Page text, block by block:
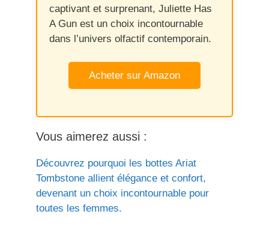
captivant et surprenant, Juliette Has
A Gun est un choix incontournable
dans l’univers olfactif contemporain.
Acheter sur Amazon
Vous aimerez aussi :
Découvrez pourquoi les bottes Ariat
Tombstone allient élégance et confort,
devenant un choix incontournable pour
toutes les femmes.